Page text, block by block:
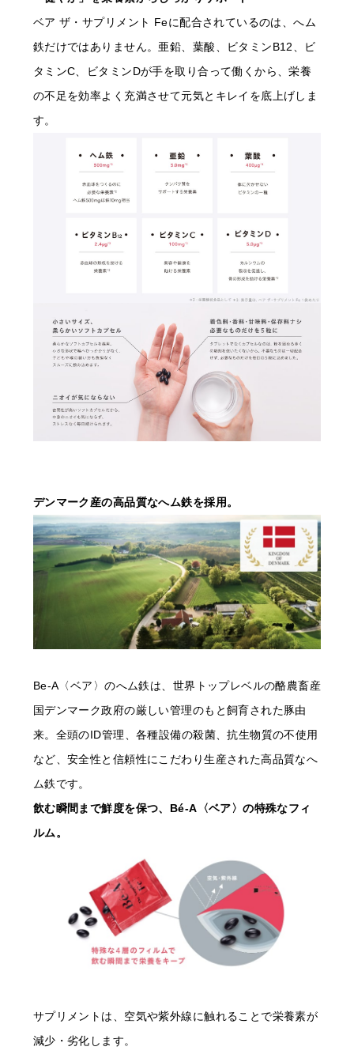
ベア ザ・サプリメント Feに配合されているのは、へム
鉄だけではありません。亜鉛、葉酸、ビタミンB12、ビ
タミンC、ビタミンDが手を取り合って働くから、栄養
の不足を効率よく充満させて元気とキレイを底上げしま
す。
デンマーク産の高品質なへム鉄を採用。
Be-A〈ベア〉のへム鉄は、世界トップレベルの酪農畜産
国デンマーク政府の厳しい管理のもと飼育された豚由
来。全頭のID管理、各種設備の殺菌、抗生物質の不使用
など、安全性と信頼性にこだわり生産された高品質なへ
ム鉄です。
飲む瞬間まで鮮度を保つ、Bé-A〈ベア〉の特殊なフィ
ルム。
サプリメントは、空気や紫外線に触れることで栄養素が
減少・劣化します。